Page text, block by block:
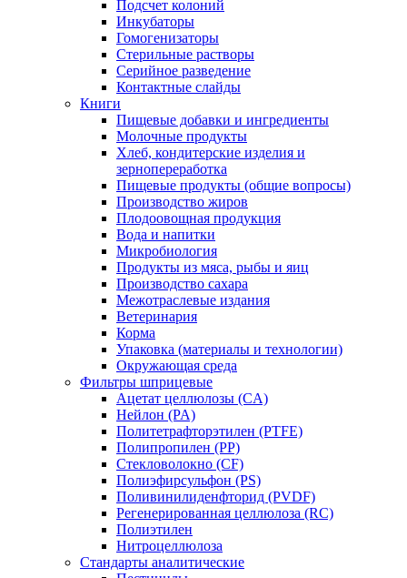
Подсчет колоний
Инкубаторы
Гомогенизаторы
Стерильные растворы
Серийное разведение
Контактные слайды
Книги
Пищевые добавки и ингредиенты
Молочные продукты
Хлеб, кондитерские изделия и
зернопереработка
Пищевые продукты (общие вопросы)
Производство жиров
Плодоовощная продукция
Вода и напитки
Микробиология
Продукты из мяса, рыбы и яиц
Производство сахара
Межотраслевые издания
Ветеринария
Корма
Упаковка (материалы и технологии)
Окружающая среда
Фильтры шприцевые
Ацетат целлюлозы (CA)
Нейлон (PA)
Политетрафторэтилен (PTFE)
Полипропилен (PP)
Стекловолокно (CF)
Полиэфирсульфон (PS)
Поливинилиденфторид (PVDF)
Регенерированная целлюлоза (RC)
Полиэтилен
Нитроцеллюлоза
Стандарты аналитические